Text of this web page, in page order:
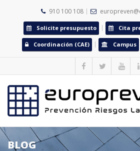
910 100 108
Solicite presupuesto Cita
Coordinación (CAE) Campus
BLOG